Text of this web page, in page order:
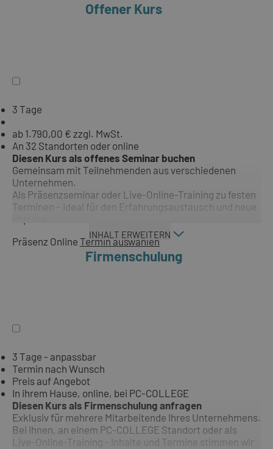
Offener Kurs
3 Tage
ab 1.790,00 € zzgl. MwSt.
An 32 Standorten oder online
Diesen Kurs als offenes Seminar buchen
Gemeinsam mit Teilnehmenden aus verschiedenen
Unternehmen.
Als Präsenzseminar oder Live-Online-Training zu festen
Terminen – ideal für den Erfahrungsaustausch und neue
INHALT ERWEITERN
Präsenz Online Termin auswählen
Firmenschulung
3 Tage - anpassbar
Termin nach Wunsch
Preis auf Angebot
In ihrem Hause, online, bei PC-COLLEGE
Diesen Kurs als Firmenschulung anfragen
Exklusiv für mehrere Mitarbeitende Ihres Unternehmens.
Bei Ihnen, an einem PC-COLLEGE Standort oder als
Live-Online-Training - Inhalte und Termine stimmen wir